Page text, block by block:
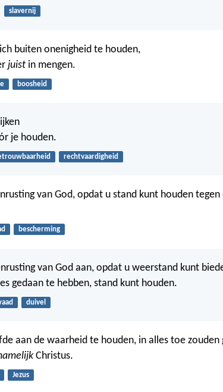
slavernij
buiten onenigheid te houden,
juist in mengen.
boosheid
je houden.
rechtvaardigheid
van God, opdat u stand kunt houden tegen
bescherming
van God aan, opdat u weerstand kunt
gedaan te hebben, stand kunt houden.
duivel
aan de waarheid te houden, in alles toe zouden
Christus.
Jezus